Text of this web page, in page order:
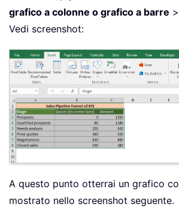
grafico a colonne o grafico a barre >
Vedi screenshot:
A questo punto otterrai un grafico
mostrato nello screenshot seguente.